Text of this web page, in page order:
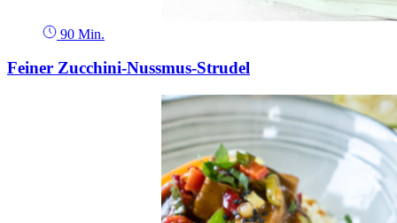
90 Min.
Feiner Zucchini-Nussmus-Strudel